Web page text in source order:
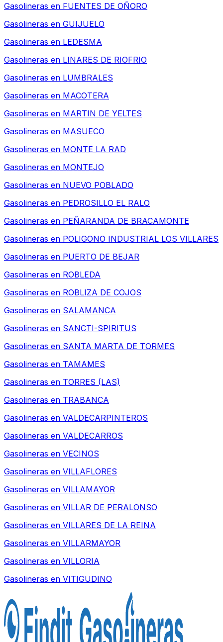
Gasolineras en FUENTES DE OÑORO
Gasolineras en GUIJUELO
Gasolineras en LEDESMA
Gasolineras en LINARES DE RIOFRIO
Gasolineras en LUMBRALES
Gasolineras en MACOTERA
Gasolineras en MARTIN DE YELTES
Gasolineras en MASUECO
Gasolineras en MONTE LA RAD
Gasolineras en MONTEJO
Gasolineras en NUEVO POBLADO
Gasolineras en PEDROSILLO EL RALO
Gasolineras en PEÑARANDA DE BRACAMONTE
Gasolineras en POLIGONO INDUSTRIAL LOS VILLARES
Gasolineras en PUERTO DE BEJAR
Gasolineras en ROBLEDA
Gasolineras en ROBLIZA DE COJOS
Gasolineras en SALAMANCA
Gasolineras en SANCTI-SPIRITUS
Gasolineras en SANTA MARTA DE TORMES
Gasolineras en TAMAMES
Gasolineras en TORRES (LAS)
Gasolineras en TRABANCA
Gasolineras en VALDECARPINTEROS
Gasolineras en VALDECARROS
Gasolineras en VECINOS
Gasolineras en VILLAFLORES
Gasolineras en VILLAMAYOR
Gasolineras en VILLAR DE PERALONSO
Gasolineras en VILLARES DE LA REINA
Gasolineras en VILLARMAYOR
Gasolineras en VILLORIA
Gasolineras en VITIGUDINO